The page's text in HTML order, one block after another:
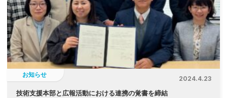
お知らせ
2024.4.23
技術支援本部と広報活動における連携の覚書を締結